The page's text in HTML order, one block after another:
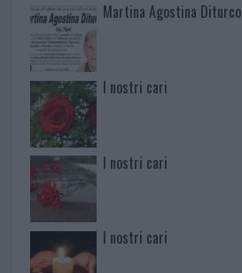
Martina Agostina Diturco
I nostri cari
I nostri cari
I nostri cari